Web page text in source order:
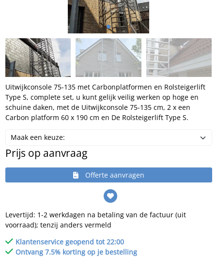
Uitwijkconsole 75-135 met Carbonplatformen en Rolsteigerlift
Type S, complete set, u kunt gelijk veilig werken op hoge en
schuine daken, met de Uitwijkconsole 75-135 cm, 2 x een
Carbon platform 60 x 190 cm en De Rolsteigerlift Type S.
Prijs op aanvraag
Offerte aanvragen
Levertijd: 1-2 werkdagen na betaling van de factuur (uit
voorraad); tenzij anders vermeld
Klantenservice geopend tot 22:00
Ontvang 7.5% korting op je bestelling